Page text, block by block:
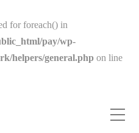
for foreach() in
pay/wp-
helpers/general.php on line